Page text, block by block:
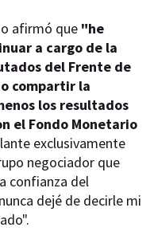
afirmó que "he
a cargo de la
del Frente de
compartir la
los resultados
el Fondo Monetario
exclusivamente
negociador que
confianza del
dejé de decirle mi